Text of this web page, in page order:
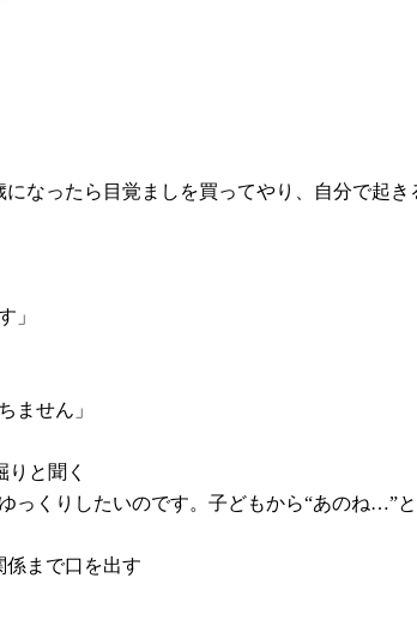
なったら目覚ましを買ってやり、自分で起
」
ません」
と聞く
くりしたいのです。子どもから“あのね…”
係まで口を出す